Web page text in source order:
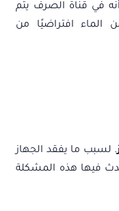
في قناة الصرف يتم
افتراضيًا من
. لسبب ما يفقد الجهاز
فيها هذه المشكلة